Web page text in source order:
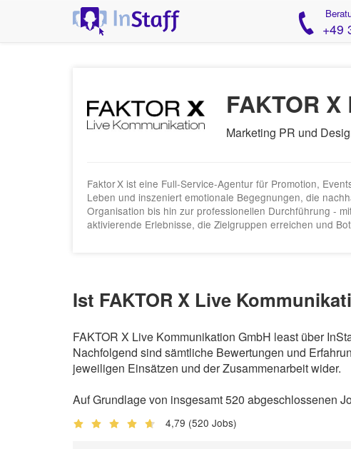
+49
FAKTOR
Marketing PR und
Faktor X ist eine Full‑Service-Agentur für Promotion,
Leben und inszeniert emotionale Begegnungen, die
Organisation bis hin zur professionellen Durchführung -
aktivierende Erlebnisse, die Zielgruppen erreichen und
Ist FAKTOR X Live
FAKTOR X Live Kommunikation GmbH least über
Nachfolgend sind sämtliche Bewertungen und
jeweiligen Einsätzen und der Zusammenarbeit wider.
Auf Grundlage von insgesamt 520 abgeschlossenen
4,79 (520 Jobs)